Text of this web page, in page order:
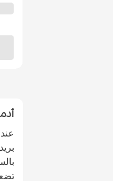
تضعك على بُعد